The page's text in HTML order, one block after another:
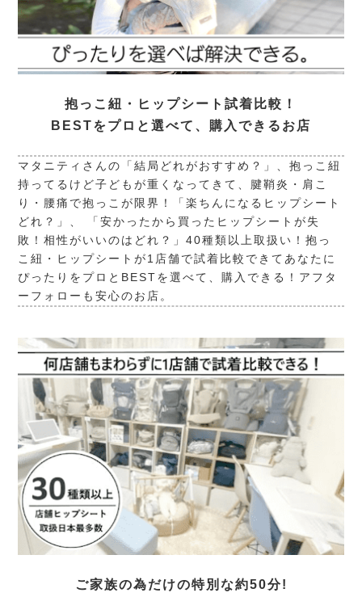
抱っこ紐・ヒップシート試着比較！
BESTをプロと選べて、購入できるお店
マタニティさんの「結局どれがおすすめ？」、抱っこ紐
持ってるけど子どもが重くなってきて、腱鞘炎・肩こ
り・腰痛で抱っこが限界！「楽ちんになるヒップシート
どれ？」、 「安かったから買ったヒップシートが失
敗！相性がいいのはどれ？」40種類以上取扱い！抱っ
こ紐・ヒップシートが1店舗で試着比較できてあなたに
ぴったりをプロとBESTを選べて、購入できる！アフタ
ーフォローも安心のお店。
ご家族の為だけの特別な約50分!